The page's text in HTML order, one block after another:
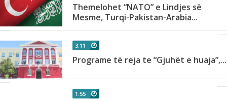
Themelohet “NATO” e Lindjes së
Mesme, Turqi-Pakistan-Arabia...
3:11
Programe të reja te “Gjuhët e huaja”,...
1:55